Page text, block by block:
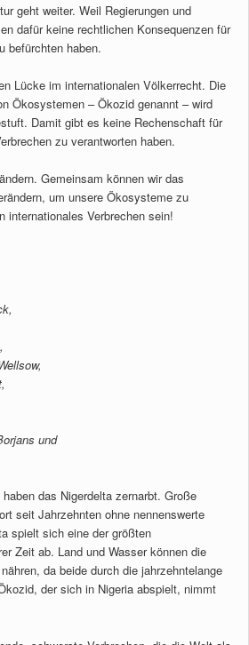
geht weiter. Weil Regierungen und
dafür keine rechtlichen Konsequenzen für
befürchten haben.
Lücke im internationalen Völkerrecht. Die
Ökosystemen – Ökozid genannt – wird
Damit gibt es keine Rechenschaft für
zu verantworten haben.
Gemeinsam können wir das
um unsere Ökosysteme zu
internationales Verbrechen sein!
und
das Nigerdelta zernarbt. Große
seit Jahrzehnten ohne nennenswerte
spielt sich eine der größten
Zeit ab. Land und Wasser können die
da beide durch die jahrzehntelange
der sich in Nigeria abspielt, nimmt